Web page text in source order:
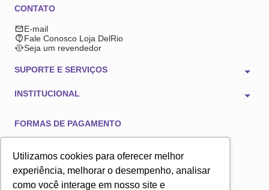
Utilizamos cookies para oferecer melhor
experiência, melhorar o desempenho, analisar
como você interage em nosso site e
CONTATO
E-mail
Fale Conosco Loja DelRio
Seja um revendedor
SUPORTE E SERVIÇOS
INSTITUCIONAL
FORMAS DE PAGAMENTO
TECNOLOGIA E SEGURANÇA